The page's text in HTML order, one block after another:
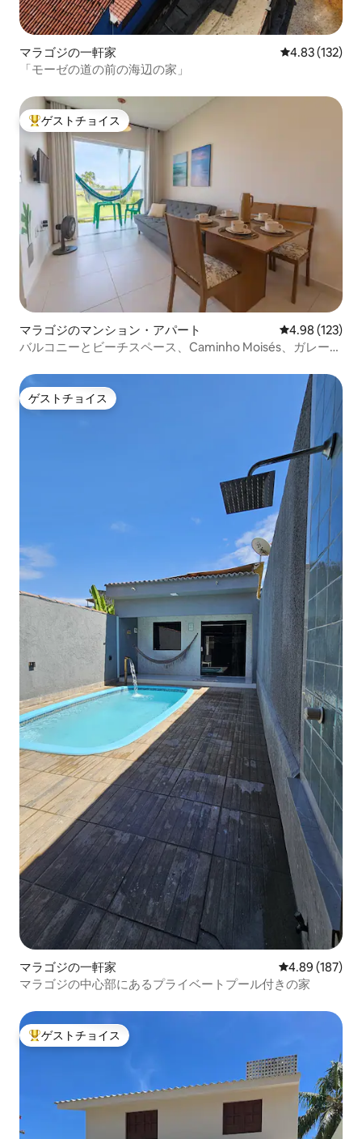
マラゴジの一軒家 レビュー132
4.83 (132)
「モーゼの道の前の海辺の家」
大好評のゲストチョイスです。
ゲストチョイス
マラゴジのマンション・アパート レビュー123
4.98 (123)
バルコニーとビーチスペース、Caminho Moisés、ガレージ
ゲストチョイス
ゲストチョイス
マラゴジの一軒家 レビュー187
4.89 (187)
マラゴジの中心部にあるプライベートプール付きの家
大好評のゲストチョイスです。
ゲストチョイス